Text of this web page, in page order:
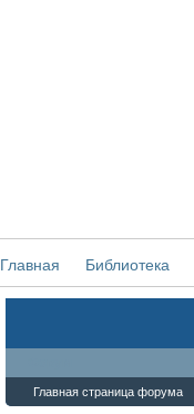
Главная Библиотека
Главная страница форума